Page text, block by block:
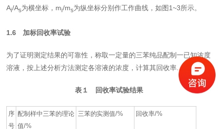
Ai/As为横坐标， mi/ms为纵坐标分别作工作曲线，如图1~3所示。
1.6 加标回收率试验
为了证明测定结果的可靠性，称取一定量的三苯纯品配制一已知浓度
溶液，按上述分析方法测定各溶液的浓度，计算其回收率.
表１ 回收率试验结果
序
号
配制样中三苯的理论
值/%
三苯的实测值/% 回收率/%